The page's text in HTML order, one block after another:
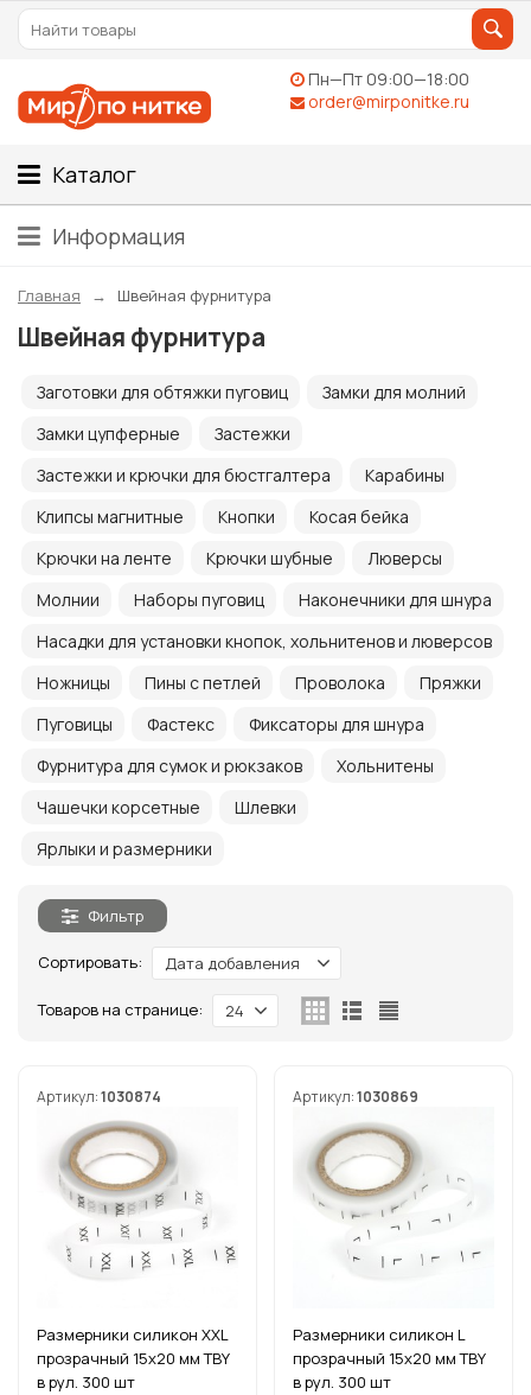
Пн—Пт 09:00—18:00
order@mirponitke.ru
Каталог
Информация
Главная Швейная фурнитура
Швейная фурнитура
Заготовки для обтяжки пуговиц
Замки для молний
Замки цупферные
Застежки
Застежки и крючки для бюстгалтера
Карабины
Клипсы магнитные
Кнопки
Косая бейка
Крючки на ленте
Крючки шубные
Люверсы
Молнии
Наборы пуговиц
Наконечники для шнура
Насадки для установки кнопок, хольнитенов и люверсов
Ножницы
Пины с петлей Проволока
Пряжки
Пуговицы
Фастекс
Фиксаторы для шнура
Фурнитура для сумок и рюкзаков
Хольнитены
Чашечки корсетные
Шлевки
Ярлыки и размерники
Фильтр
Сортировать: Дата добавления
Товаров на странице: 24
Артикул:1030874
Размерники силикон XXL
прозрачный 15х20 мм TBY
в рул. 300 шт
Артикул:1030869
Размерники силикон L
прозрачный 15х20 мм TBY
в рул. 300 шт